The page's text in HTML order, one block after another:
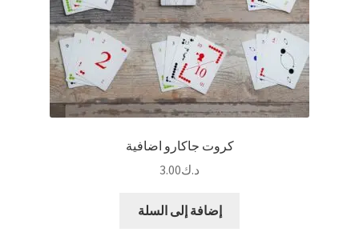
كروت جاكارو اضافية
د.ك3.00
إضافة إلى السلة